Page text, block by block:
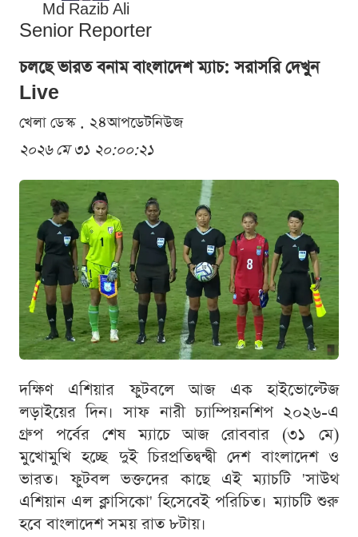
Md Razib Ali
Senior Reporter
চলছে ভারত বনাম বাংলাদেশ ম্যাচ: সরাসরি দেখুন
Live
খেলা ডেস্ক . ২৪আপডেটনিউজ
২০২৬ মে ৩১ ২০:০০:২১
দক্ষিণ এশিয়ার ফুটবলে আজ এক হাইভোল্টেজ
লড়াইয়ের দিন। সাফ নারী চ্যাম্পিয়নশিপ ২০২৬-এ
গ্রুপ পর্বের শেষ ম্যাচে আজ রোববার (৩১ মে)
মুখোমুখি হচ্ছে দুই চিরপ্রতিদ্বন্দ্বী দেশ বাংলাদেশ ও
ভারত। ফুটবল ভক্তদের কাছে এই ম্যাচটি 'সাউথ
এশিয়ান এল ক্লাসিকো' হিসেবেই পরিচিত। ম্যাচটি শুরু
হবে বাংলাদেশ সময় রাত ৮টায়।